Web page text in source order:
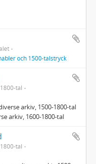
och 1500-talstryck
tal
arkiv, 1500-1800-tal
arkiv, 1600-1800-tal
tal